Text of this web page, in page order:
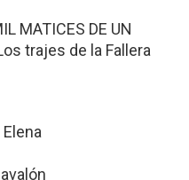
MATICES DE UN
trajes de la Fallera